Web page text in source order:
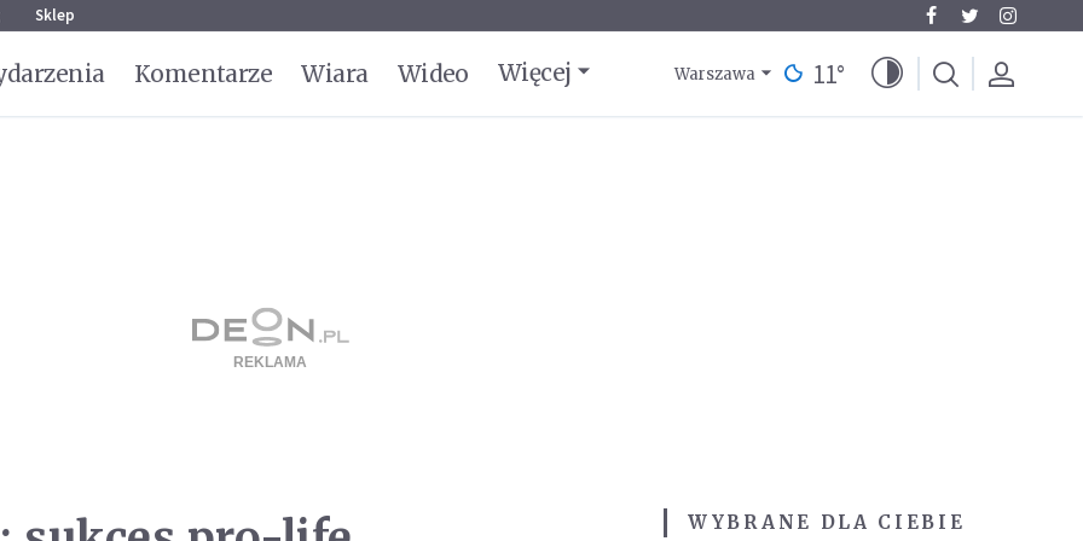
Sklep
Komentarze Wiara Wideo Więcej Warszawa 11°
WYBRANE DLA CIEBIE